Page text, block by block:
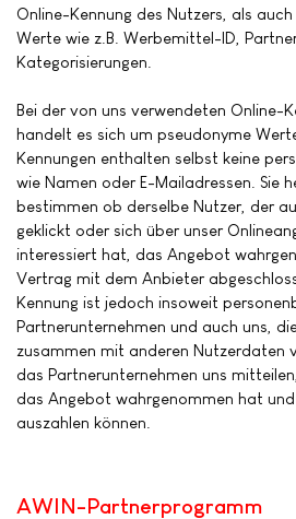
Online-Kennung des Nutzers, als
Werte wie z.B. Werbemittel-ID,
Kategorisierungen.
Bei der von uns verwendeten Online-
handelt es sich um pseudonyme
Kennungen enthalten selbst keine
wie Namen oder E-Mailadressen. Sie
bestimmen ob derselbe Nutzer, der
geklickt oder sich über unser
interessiert hat, das Angebot
Vertrag mit dem Anbieter
Kennung ist jedoch insoweit
Partnerunternehmen und auch uns,
zusammen mit anderen Nutzerdaten
das Partnerunternehmen uns
das Angebot wahrgenommen hat und
auszahlen können.
AWIN-Partnerprogramm